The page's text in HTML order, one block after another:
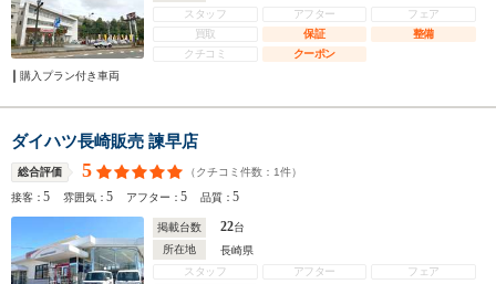
スタッフ
アフター
フェア
買取
保証
整備
クチコミ
クーポン
購入プラン付き車両
ダイハツ長崎販売 諫早店
総合評価 5 （クチコミ件数： 1件）
接客：5 雰囲気：5 アフター：5 品質：5
掲載台数 22台
所在地
長崎県
スタッフ
アフター
フェア